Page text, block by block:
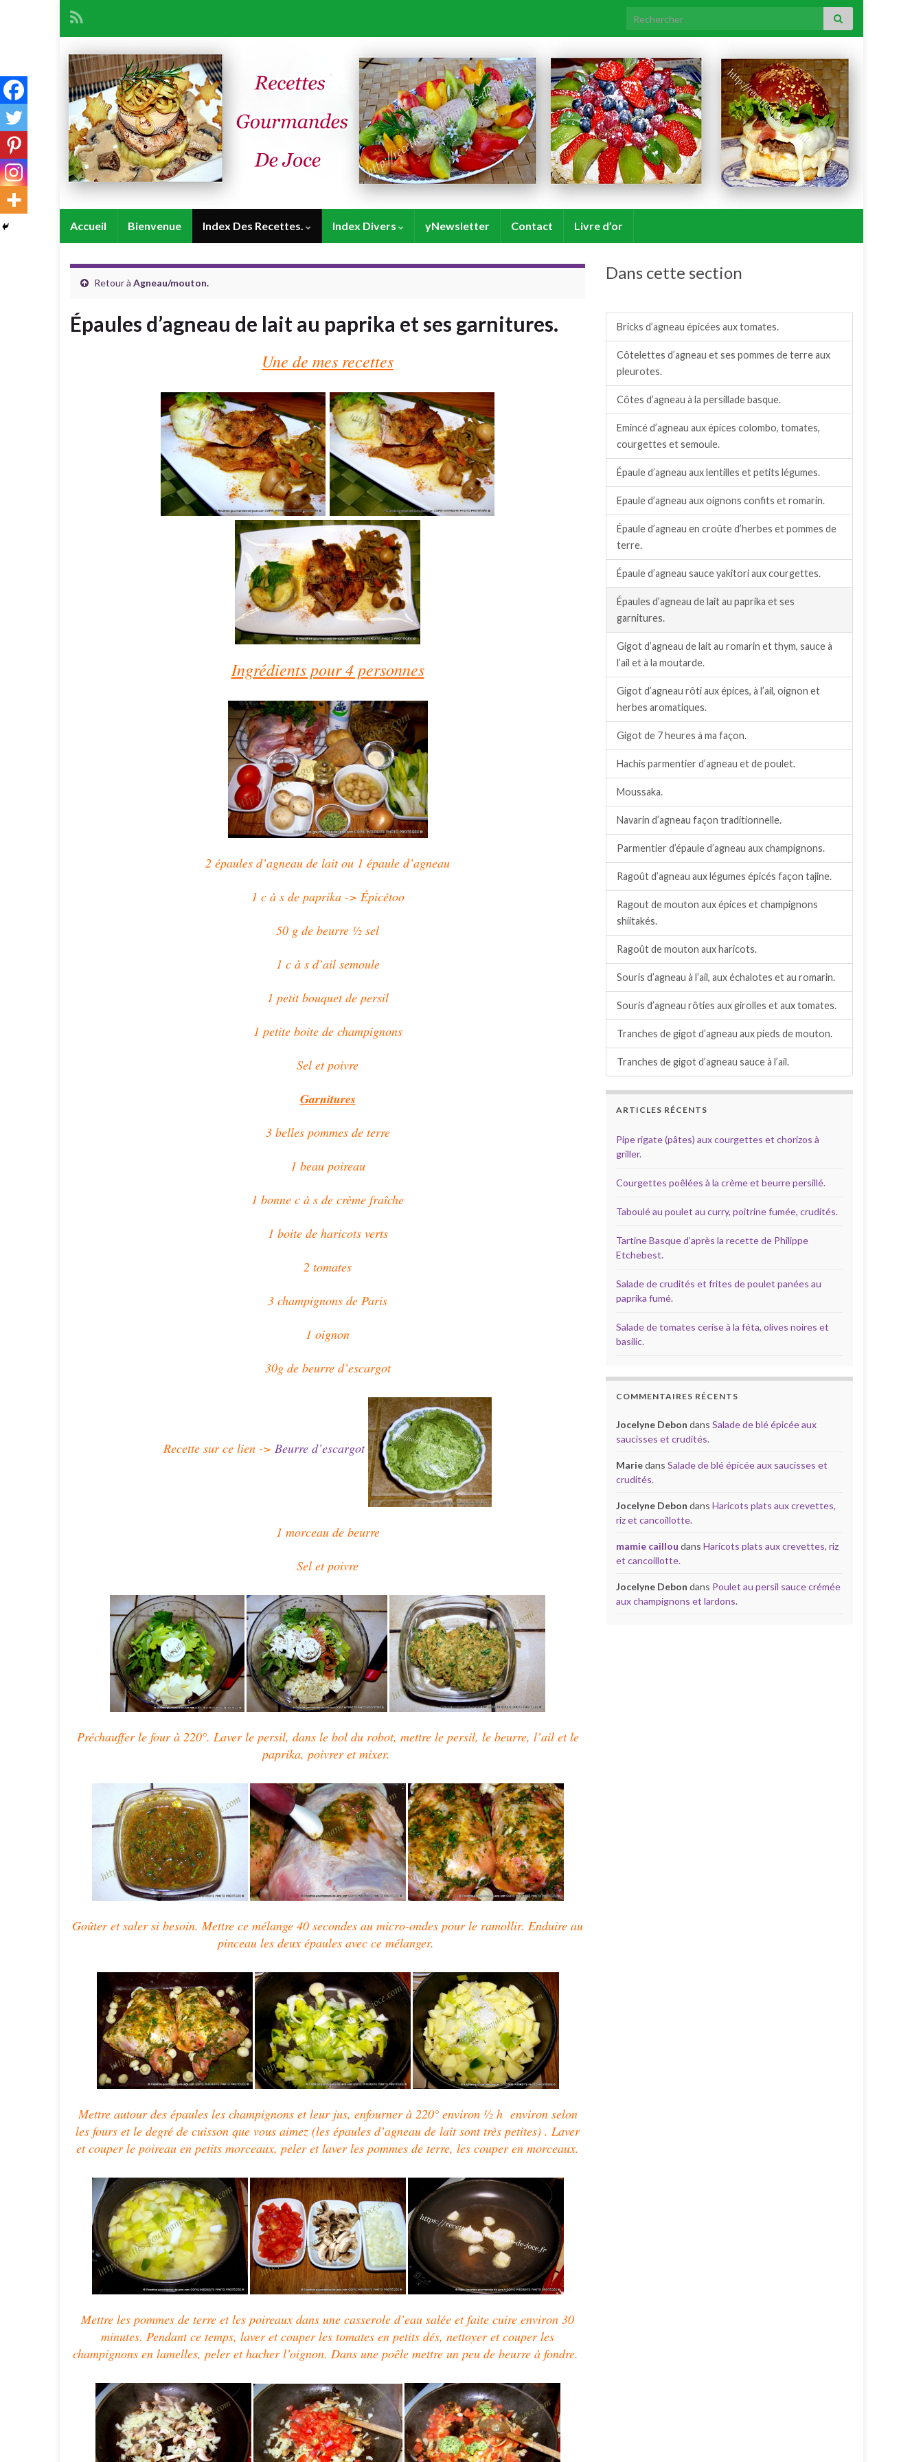
Search for:
Accueil Bienvenue Index Des Recettes. Index Divers yNewsletter Contact Livre d’or
Retour à Agneau/mouton.
Épaules d’agneau de lait au paprika et ses garnitures.
Une de mes recettes
Ingrédients pour 4 personnes
2 épaules d’agneau de lait ou 1 épaule d’agneau
1 c à s de paprika -> Épicétoo
50 g de beurre ½ sel
1 c à s d’ail semoule
1 petit bouquet de persil
1 petite boite de champignons
Sel et poivre
Garnitures
3 belles pommes de terre
1 beau poireau
1 bonne c à s de crème fraîche
1 boite de haricots verts
2 tomates
3 champignons de Paris
1 oignon
30g de beurre d’escargot
Recette sur ce lien -> Beurre d’escargot
1 morceau de beurre
Sel et poivre
Préchauffer le four à 220°. Laver le persil, dans le bol du robot, mettre le persil, le beurre, l’ail et le
paprika, poivrer et mixer.
Goûter et saler si besoin. Mettre ce mélange 40 secondes au micro-ondes pour le ramollir. Enduire au
pinceau les deux épaules avec ce mélanger.
Mettre autour des épaules les champignons et leur jus, enfourner à 220° environ ½ h environ selon
les fours et le degré de cuisson que vous aimez (les épaules d’agneau de lait sont très petites) . Laver
et couper le poireau en petits morceaux, peler et laver les pommes de terre, les couper en morceaux.
Mettre les pommes de terre et les poireaux dans une casserole d’eau salée et faite cuire environ 30
minutes. Pendant ce temps, laver et couper les tomates en petits dés, nettoyer et couper les
champignons en lamelles, peler et hacher l’oignon. Dans une poêle mettre un peu de beurre à fondre.
Dans cette section
Bricks d’agneau épicées aux tomates.
Côtelettes d’agneau et ses pommes de terre aux
pleurotes.
Côtes d’agneau à la persillade basque.
Emincé d’agneau aux épices colombo, tomates,
courgettes et semoule.
Épaule d’agneau aux lentilles et petits légumes.
Epaule d’agneau aux oignons confits et romarin.
Épaule d’agneau en croûte d’herbes et pommes de
terre.
Épaule d’agneau sauce yakitori aux courgettes.
Épaules d’agneau de lait au paprika et ses
garnitures.
Gigot d’agneau de lait au romarin et thym, sauce à
l’ail et à la moutarde.
Gigot d’agneau rôti aux épices, à l’ail, oignon et
herbes aromatiques.
Gigot de 7 heures à ma façon.
Hachis parmentier d’agneau et de poulet.
Moussaka.
Navarin d’agneau façon traditionnelle.
Parmentier d’épaule d’agneau aux champignons.
Ragoût d’agneau aux légumes épicés façon tajine.
Ragout de mouton aux épices et champignons
shiitakés.
Ragoût de mouton aux haricots.
Souris d’agneau à l’ail, aux échalotes et au romarin.
Souris d’agneau rôties aux girolles et aux tomates.
Tranches de gigot d’agneau aux pieds de mouton.
Tranches de gigot d’agneau sauce à l’ail.
ARTICLES RÉCENTS
Pipe rigate (pâtes) aux courgettes et chorizos à
griller.
Courgettes poêlées à la crème et beurre persillé.
Taboulé au poulet au curry, poitrine fumée, crudités.
Tartine Basque d’après la recette de Philippe
Etchebest.
Salade de crudités et frites de poulet panées au
paprika fumé.
Salade de tomates cerise à la féta, olives noires et
basilic.
COMMENTAIRES RÉCENTS
Jocelyne Debon dans Salade de blé épicée aux
saucisses et crudités.
Mariedans Salade de blé épicée aux saucisses et
crudités.
Jocelyne Debon dans Haricots plats aux crevettes,
riz et cancoillotte.
mamie caillou dans Haricots plats aux crevettes, riz
et cancoillotte.
Jocelyne Debon dans Poulet au persil sauce crémée
aux champignons et lardons.